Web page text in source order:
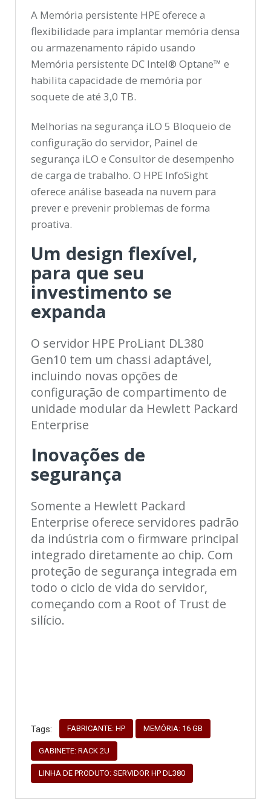
A Memória persistente HPE oferece a
flexibilidade para implantar memória densa
ou armazenamento rápido usando
Memória persistente DC Intel® Optane™ e
habilita capacidade de memória por
soquete de até 3,0 TB.
Melhorias na segurança iLO 5 Bloqueio de
configuração do servidor, Painel de
segurança iLO e Consultor de desempenho
de carga de trabalho. O HPE InfoSight
oferece análise baseada na nuvem para
prever e prevenir problemas de forma
proativa.
Um design flexível,
para que seu
investimento se
expanda
O servidor HPE ProLiant DL380
Gen10 tem um chassi adaptável,
incluindo novas opções de
configuração de compartimento de
unidade modular da Hewlett Packard
Enterprise
Inovações de
segurança
Somente a Hewlett Packard
Enterprise oferece servidores padrão
da indústria com o firmware principal
integrado diretamente ao chip. Com
proteção de segurança integrada em
todo o ciclo de vida do servidor,
começando com a Root of Trust de
silício.
Tags: FABRICANTE: HP MEMÓRIA: 16 GB
GABINETE: RACK 2U
LINHA DE PRODUTO: SERVIDOR HP DL380